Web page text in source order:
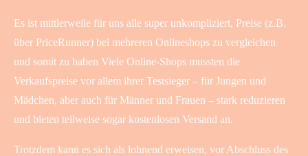
Es ist mittlerweile für uns alle super unkompliziert, Preise (z.B.
über PriceRunner) bei mehreren Onlineshops zu vergleichen
und somit zu haben Viele Online-Shops mussten die
Verkaufspreise vor allem ihrer Testsieger – für Jungen und
Mädchen, aber auch für Männer und Frauen – stark reduzieren
und bieten teilweise sogar kostenlosen Versand an.
Trotzdem kann es sich als lohnend erweisen, vor Abschluss des